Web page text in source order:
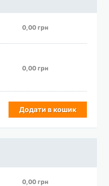
0,00 грн
0,00 грн
Додати в кошик
0,00 грн